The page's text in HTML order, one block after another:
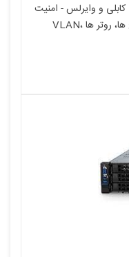
و وایرلس - امنیت
شبکه - •پیکربندی و کانفیگ انواع سویچ ها، روتر ها ،VLAN